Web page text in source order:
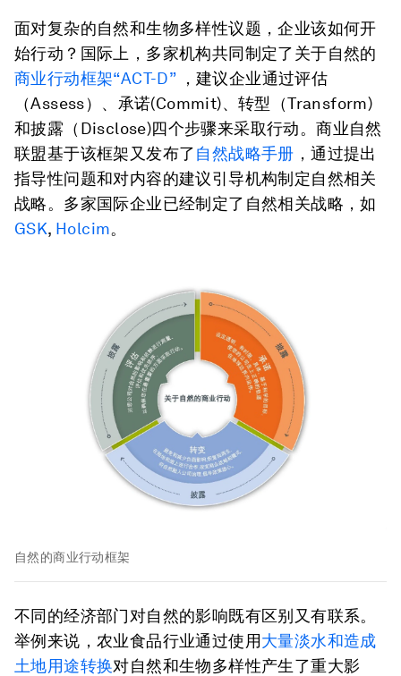
面对复杂的自然和生物多样性议题，企业该如何开
始行动？国际上，多家机构共同制定了关于自然的
商业行动框架“ACT-D”，建议企业通过评估
（Assess）、承诺(Commit)、转型（Transform)
和披露（Disclose)四个步骤来采取行动。商业自然
联盟基于该框架又发布了自然战略手册 ，通过提出
指导性问题和对内容的建议引导机构制定自然相关
战略。多家国际企业已经制定了自然相关战略，如
GSK, Holcim。
自然的商业行动框架
不同的经济部门对自然的影响既有区别又有联系。
举例来说，农业食品行业通过使用大量淡水和造成
土地用途转换对自然和生物多样性产生了重大影